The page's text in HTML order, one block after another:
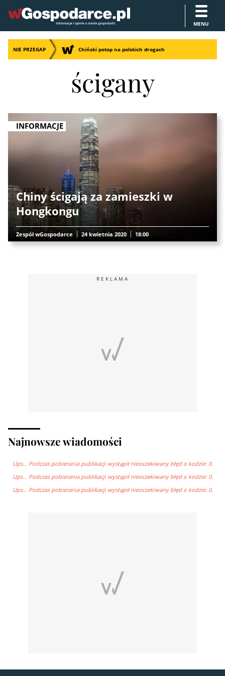
MENU
NIE PRZEGAP Chiński potop na polskich drogach
ścigany
INFORMACJE
Chiny ścigają za zamieszki w
Hongkongu
Zespół wGospodarce 24 kwietnia 2020 18:00
REKLAMA
Najnowsze wiadomości
Ups… Podczas pobierania publikacji wystąpił nieoczekiwany błęd o kodzie: 0.
Ups… Podczas pobierania publikacji wystąpił nieoczekiwany błęd o kodzie: 0.
Ups… Podczas pobierania publikacji wystąpił nieoczekiwany błęd o kodzie: 0.